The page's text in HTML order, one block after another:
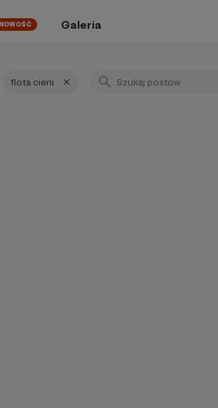
NOWOŚĆ Galeria
flota cieni